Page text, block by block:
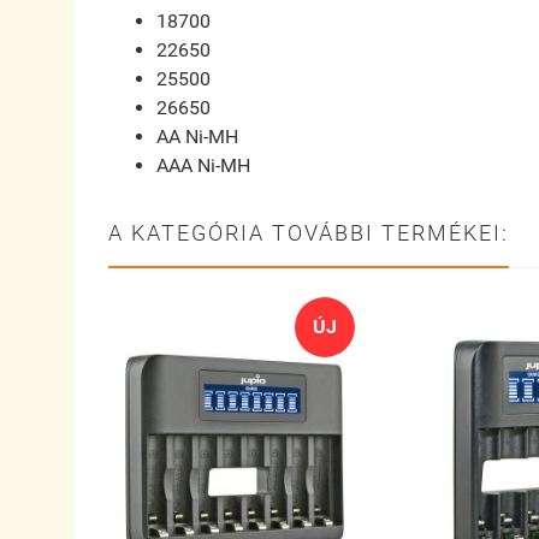
18700
22650
25500
26650
AA Ni-MH
AAA Ni-MH
A KATEGÓRIA TOVÁBBI TERMÉKEI:
ÚJ